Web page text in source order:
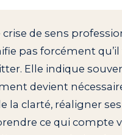
crise de sens
pas forcément
Elle indique
devient
la clarté, réaligner
ce qui compte